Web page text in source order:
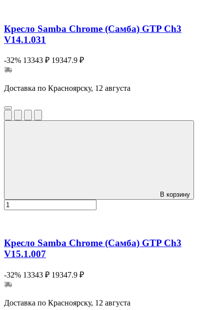
Кресло Samba Chrome (Самба) GTP Ch3
V14.1.031
-32% 13343 ₽ 19347.9 ₽
Доставка по Красноярску, 12 августа
В корзину
Кресло Samba Chrome (Самба) GTP Ch3
V15.1.007
-32% 13343 ₽ 19347.9 ₽
Доставка по Красноярску, 12 августа